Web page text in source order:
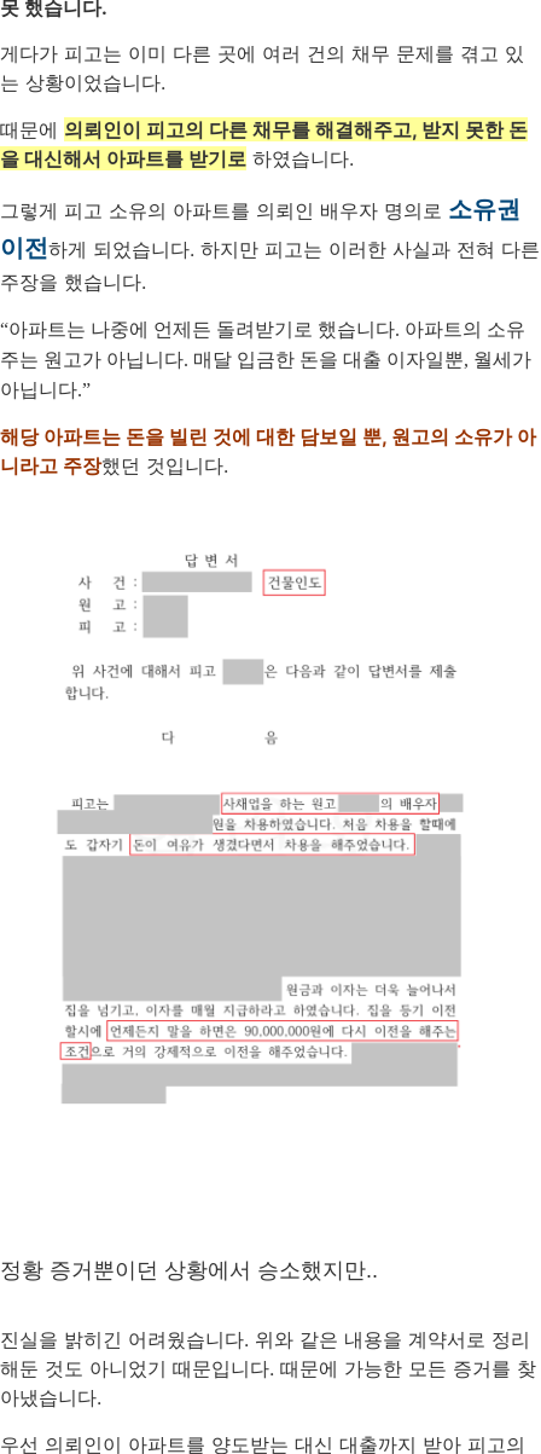
못 했습니다.
게다가 피고는 이미 다른 곳에 여러 건의 채무 문제를 겪고 있
는 상황이었습니다.
때문에 의뢰인이 피고의 다른 채무를 해결해주고, 받지 못한 돈
을 대신해서 아파트를 받기로 하였습니다.
그렇게 피고 소유의 아파트를 의뢰인 배우자 명의로 소유권
이전하게 되었습니다. 하지만 피고는 이러한 사실과 전혀 다른
주장을 했습니다.
“아파트는 나중에 언제든 돌려받기로 했습니다. 아파트의 소유
주는 원고가 아닙니다. 매달 입금한 돈을 대출 이자일뿐, 월세가
아닙니다.”
해당 아파트는 돈을 빌린 것에 대한 담보일 뿐, 원고의 소유가 아
니라고 주장했던 것입니다.
정황 증거뿐이던 상황에서 승소했지만..
진실을 밝히긴 어려웠습니다. 위와 같은 내용을 계약서로 정리
해둔 것도 아니었기 때문입니다. 때문에 가능한 모든 증거를 찾
아냈습니다.
우선 의뢰인이 아파트를 양도받는 대신 대출까지 받아 피고의